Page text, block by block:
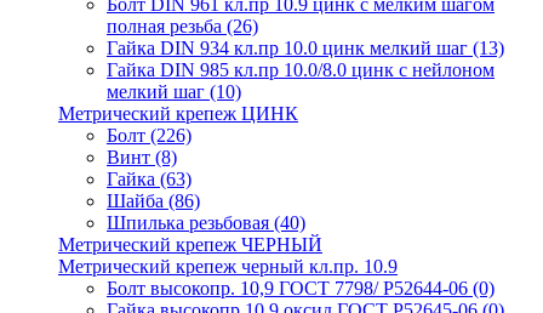
Болт DIN 961 кл.пр 10.9 цинк с мелким шагом
полная резьба (26)
Гайка DIN 934 кл.пр 10.0 цинк мелкий шаг (13)
Гайка DIN 985 кл.пр 10.0/8.0 цинк с нейлоном
мелкий шаг (10)
Метрический крепеж ЦИНК
Болт (226)
Винт (8)
Гайка (63)
Шайба (86)
Шпилька резьбовая (40)
Метрический крепеж ЧЕРНЫЙ
Метрический крепеж черный кл.пр. 10.9
Болт высокопр. 10,9 ГОСТ 7798/ Р52644-06 (0)